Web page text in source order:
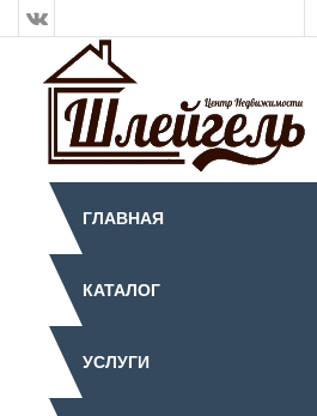
ГЛАВНАЯ
КАТАЛОГ
УСЛУГИ